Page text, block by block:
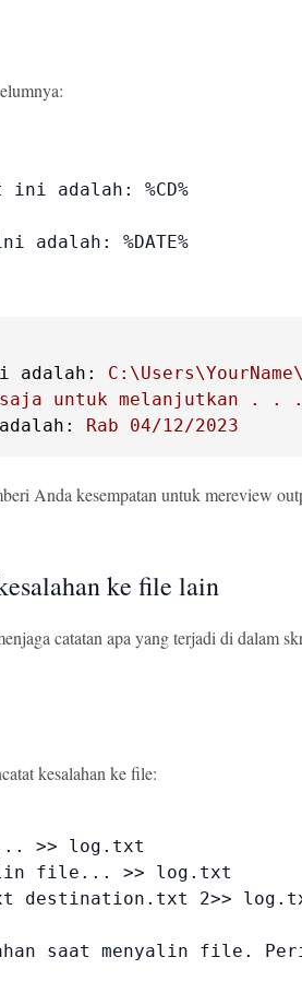
adalah: %CD%
adalah: %DATE%
adalah:
saja untuk melanjutkan . .
.
Rab 04/12/2023
Anda kesempatan untuk mereview
ke file lain
catatan apa yang terjadi di dalam
kesalahan ke file:
>> log.txt
file... >> log.txt
destination.txt 2>>
saat menyalin file.